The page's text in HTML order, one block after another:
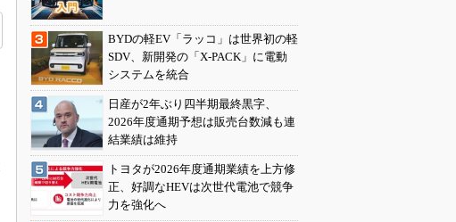
BYDの軽EV「ラッコ」は世界初の軽
SDV、新開発の「X-PACK」に電動
システムを統合
日産が2年ぶり四半期最終黒字、
2026年度通期予想は販売台数減も連
結業績は維持
トヨタが2026年度通期業績を上方修
正、好調なHEVは次世代電池で競争
力を強化へ